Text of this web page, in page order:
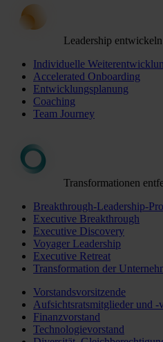
Leadership entwickeln
Individuelle
Accelerated Onboarding
Entwicklungsplanung
Coaching
Team Journey
Transformationen
Breakthrough-Leadership-
Executive Breakthrough
Executive Discovery
Voyager Leadership
Executive Retreat
Transformation der
Vorstandsvorsitzende
Aufsichtsratsmitglieder und -
Finanzvorstand
Technologievorstand